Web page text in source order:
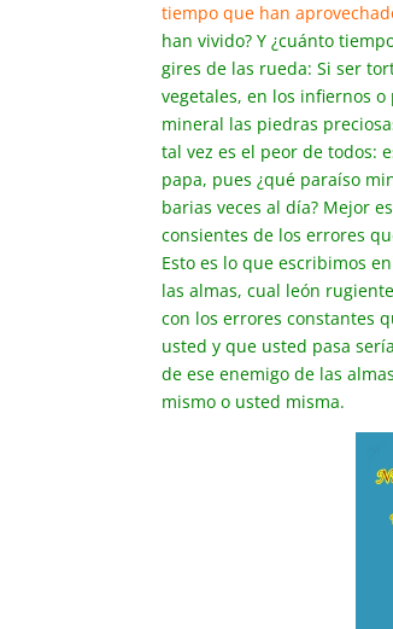
tiempo que han
han vivido? Y ¿cuánto
gires de las rueda: Si ser
vegetales, en los infiernos
mineral las piedras
tal vez es el peor de todos:
papa, pues ¿qué paraíso
barias veces al día? Mejor
consientes de los errores
Esto es lo que escribimos
las almas, cual león
con los errores constantes
usted y que usted pasa
de ese enemigo de las
mismo o usted misma.